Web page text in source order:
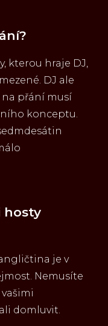
kterou hraje DJ,
DJ ale
přání musí
konceptu.
hosty
je v
Nemusíte
domluvit.